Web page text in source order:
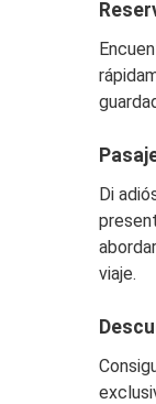
Di
viaje.